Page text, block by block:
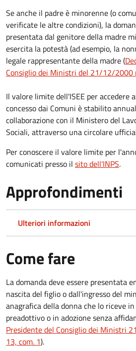
Se anche il padre è minorenne (o
verificate le altre condizioni), la
presentata dal genitore della madre
esercita la potestà (ad esempio, la
legale rappresentante della madre (
Consiglio dei Ministri del 21/12/2000
Il valore limite dell'ISEE per accedere
concesso dai Comuni è stabilito
collaborazione con il Ministero del
Sociali, attraverso una circolare
Per conoscere il valore limite per
comunicati presso il sito dell'INPS.
Approfondimenti
Ulteriori informazioni
Come fare
La domanda deve essere presentata
nascita del figlio o dall'ingresso del
anagrafica della donna che lo riceve
preadottivo o in adozione senza
Presidente del Consiglio dei Ministri
13, com. 1).